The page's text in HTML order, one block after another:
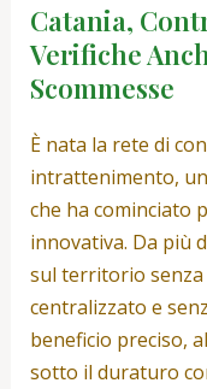
Catania,
Verifiche
Scommesse
È nata la rete di
intrattenimento,
che ha cominciato
innovativa. Da più
sul territorio senza
centralizzato e
beneficio preciso,
sotto il duraturo